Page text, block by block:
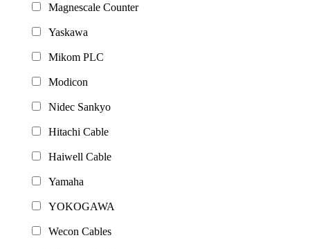
Magnescale Counter
Yaskawa
Mikom PLC
Modicon
Nidec Sankyo
Hitachi Cable
Haiwell Cable
Yamaha
YOKOGAWA
Wecon Cables